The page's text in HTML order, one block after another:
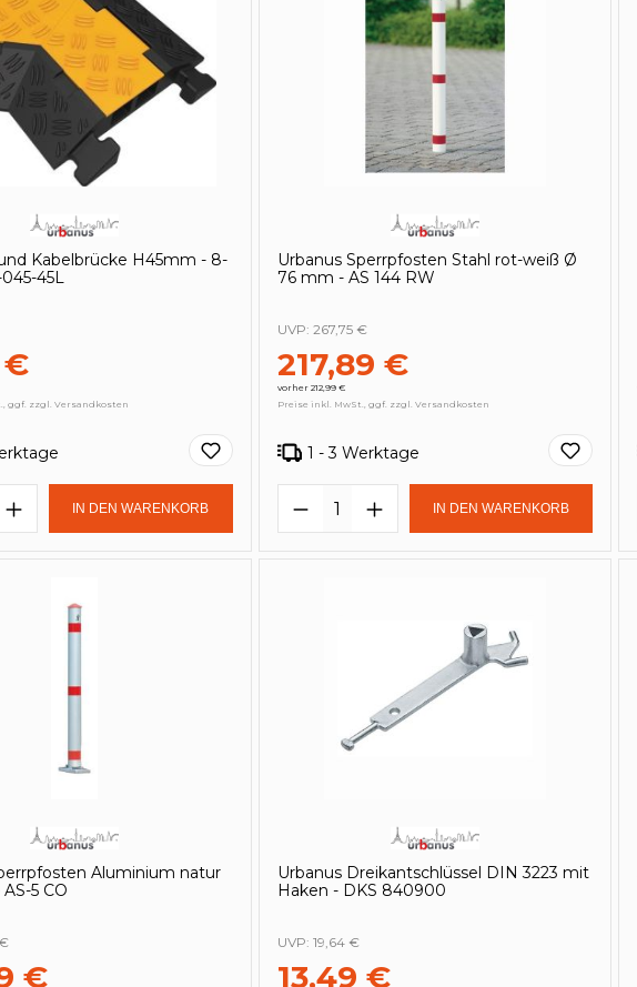
Kabelbrücke H45mm - 8-
45L
€
ggf. zzgl. Versandkosten
Anzahl: Gib den gewünschten Wert ein
IN DEN WARENKORB
Urbanus Sperrpfosten Stahl rot-weiß Ø
76 mm - AS 144 RW
217,89 €
vorher 212,99 €
UVP: 267,75 €
Preise inkl. MwSt., ggf. zzgl. Versandkosten
1 - 3 Werktage
Produkt Anzahl: Gib den
IN DEN WARENKORB
Aluminium natur
5 CO
€
Urbanus Dreikantschlüssel DIN 3223 mit
Haken - DKS 840900
13,49 €
UVP: 19,64 €